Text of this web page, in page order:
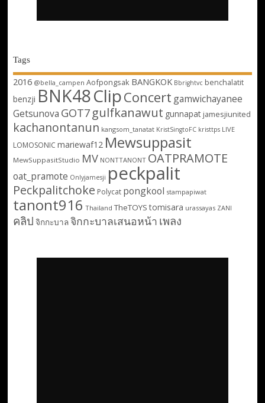
Tags
2016 @bella_campen Aofpongsak BANGKOK Bbrightvc benchalatit
benzji BNK48ClipConcert gamwichayanee
Getsunova GOT7 gulfkanawut gunnapat jamesjiunited
kachanontanun kangsom_tanatat KristSingtoFC kristtps LIVE
LOMOSONIC mariewaf12 Mewsuppasit
MewSuppasitStudio MV NONTTANONT OATPRAMOTE
oat_pramote Onlyjamesji peckpalit
Peckpalitchoke Polycat pongkool stampapiwat
tanont916 Thailand TheTOYS tomisara urassayas ZANI
คลิป จิกกะบาลจิกกะบาลเสนอหน้า เพลง